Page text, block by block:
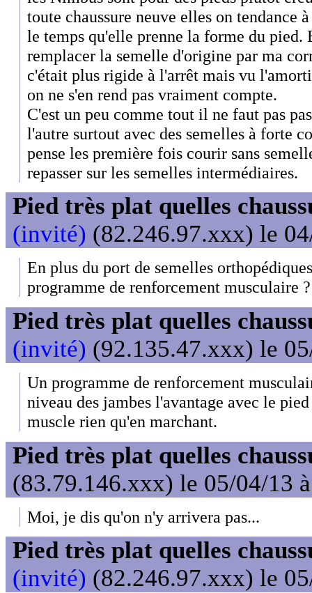
toute chaussure neuve elles on tendance
le temps qu'elle prenne la forme du pied.
remplacer la semelle d'origine par ma
c'était plus rigide à l'arrêt mais vu
on ne s'en rend pas vraiment compte.
C'est un peu comme tout il ne faut pas
l'autre surtout avec des semelles à forte
pense les première fois courir sans
repasser sur les semelles intermédiaires.
Pied très plat quelles
(invité) (82.246.97.xxx) le
En plus du port de semelles
programme de renforcement musculaire ?
Pied très plat quelles
(invité) (92.135.47.xxx) le
Un programme de renforcement
niveau des jambes l'avantage avec le
muscle rien qu'en marchant.
Pied très plat quelles
(83.79.146.xxx) le 05/04/13
Moi, je dis qu'on n'y arrivera pas...
Pied très plat quelles
(invité) (82.246.97.xxx) le